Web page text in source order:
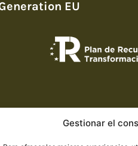
Gestionar el
EU
Carro Artesanos